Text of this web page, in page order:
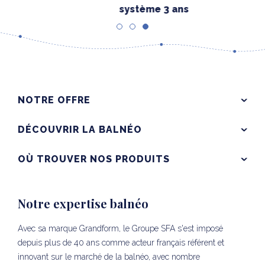
système 3 ans
NOTRE OFFRE
DÉCOUVRIR LA BALNÉO
OÙ TROUVER NOS PRODUITS
Notre expertise balnéo
Avec sa marque Grandform, le Groupe SFA s'est imposé
depuis plus de 40 ans comme acteur français référent et
innovant sur le marché de la balnéo, avec nombre